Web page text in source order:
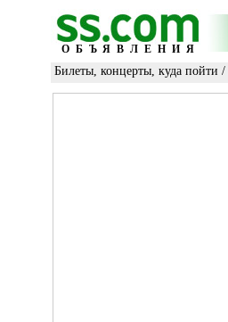
ОБЪЯВЛЕНИЯ
Билеты, концерты, куда пойти /